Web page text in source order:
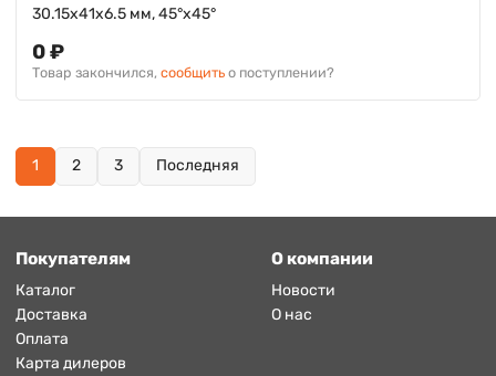
30.15x41x6.5 мм, 45°х45°
0 ₽
Товар закончился, сообщить о поступлении?
1 2 3 Последняя
Покупателям
Каталог
Доставка
Оплата
Карта дилеров
О компании
Новости
О нас